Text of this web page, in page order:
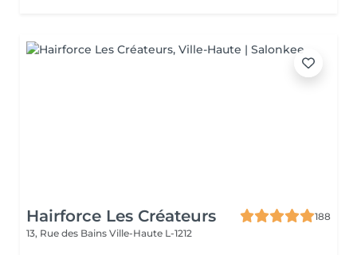
Hairforce Les Créateurs
188
13, Rue des Bains Ville-Haute L-1212